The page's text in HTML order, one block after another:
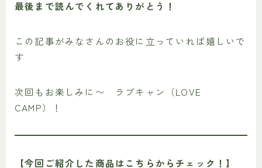
最後まで読んでくれてありがとう！
この記事がみなさんのお役に立っていれば嬉しいで
す
次回もお楽しみに〜 ラブキャン（LOVE
CAMP）！
【今回ご紹介した商品はこちらからチェック！】